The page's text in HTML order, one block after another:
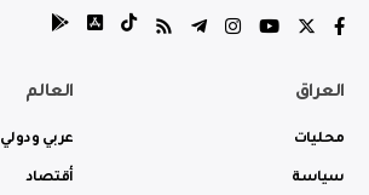
العراق
محليات
سياسة
العالم
عربي ودولي
أقتصاد